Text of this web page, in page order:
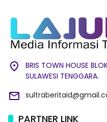
BRIS TOWN HOUSE
SULAWESI TENGGARA.
PARTNER LINK